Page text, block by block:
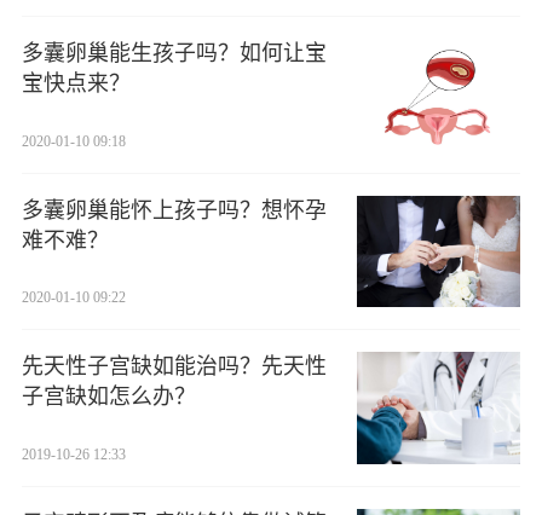
多囊卵巢能生孩子吗？如何让宝
宝快点来？
2020-01-10 09:18
多囊卵巢能怀上孩子吗？想怀孕
难不难？
2020-01-10 09:22
先天性子宫缺如能治吗？先天性
子宫缺如怎么办？
2019-10-26 12:33